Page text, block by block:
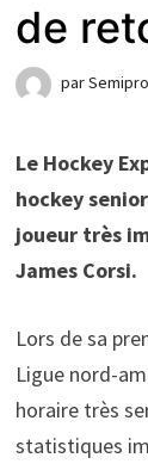
de
par
Le Hockey
hockey
joueur très
James Corsi.
Lors de sa
Ligue nord-
horaire très
statistiques